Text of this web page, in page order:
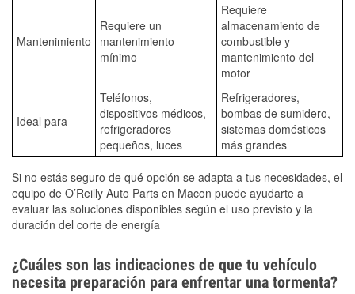
Mantenimiento
Requiere un
mantenimiento
mínimo
Requiere
almacenamiento de
combustible y
mantenimiento del
motor
Ideal para
Teléfonos,
dispositivos médicos,
refrigeradores
pequeños, luces
Refrigeradores,
bombas de sumidero,
sistemas domésticos
más grandes
Si no estás seguro de qué opción se adapta a tus necesidades, el
equipo de O’Reilly Auto Parts en Macon puede ayudarte a
evaluar las soluciones disponibles según el uso previsto y la
duración del corte de energía
¿Cuáles son las indicaciones de que tu vehículo
necesita preparación para enfrentar una tormenta?